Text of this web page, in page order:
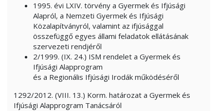
1995. évi LXIV. törvény a Gyermek és Ifjúsági
Alapról, a Nemzeti Gyermek és Ifjúsági
Közalapítványról, valamint az ifjúsággal
összefüggő egyes állami feladatok ellátásának
szervezeti rendjéről
2/1999. (IX. 24.) ISM rendelet a Gyermek és
Ifjúsági Alapprogram
és a Regionális Ifjúsági Irodák működéséről
1292/2012. (VIII. 13.) Korm. határozat a Gyermek és
Ifjúsági Alapprogram Tanácsáról